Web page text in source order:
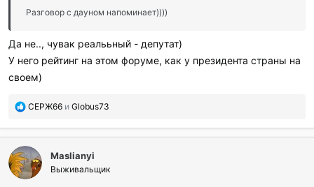
Разговор с дауном напоминает))))
Да не.., чувак реалььный - депутат)
У него рейтинг на этом форуме, как у президента страны на
своем)
П
б
л
а
г
о
СЕРЖ66 и Globus73
Maslianyi
Выживальщик